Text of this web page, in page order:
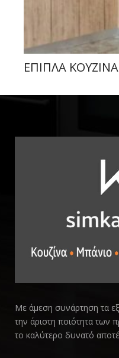
ΕΠΙΠΛΑ
Με άμεση συνάρτηση τα
την άριστη ποιότητα των
το καλύτερο δυνατό